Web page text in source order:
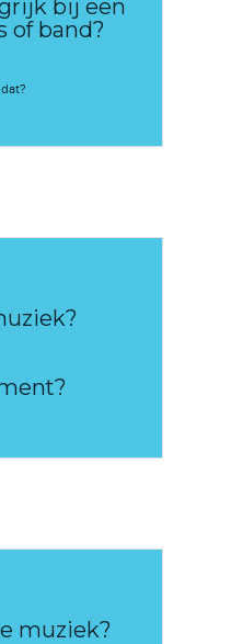
bij een
of band?
muziek?